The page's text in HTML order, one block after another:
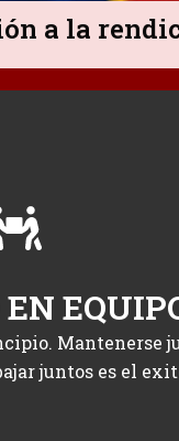
a la
Mantenerse
juntos es el